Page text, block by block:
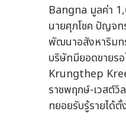
นายศุภโชค ปัญจท
พัฒนาอสังหาริมท
บริษัทมียอดขายร
Krungthep
ราชพฤกษ์-เวสต์วิ
ทยอยรับรู้รายได้